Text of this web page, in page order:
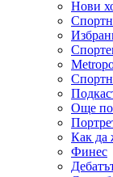
Нови
Още по
Как да
Финес